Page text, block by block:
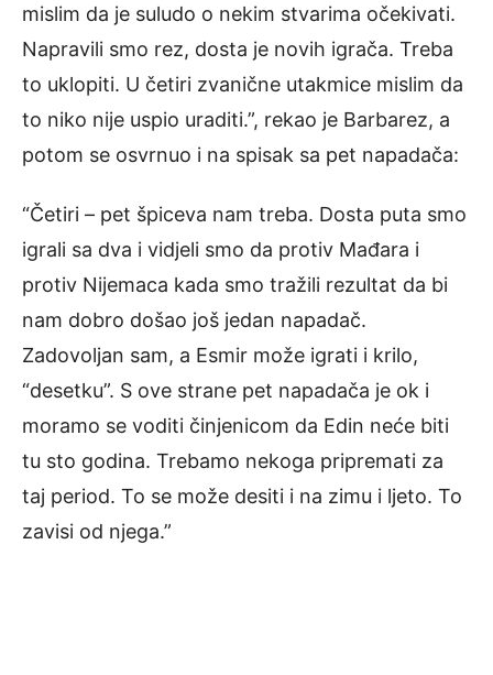
mislim da je suludo o nekim stvarima očekivati.
Napravili smo rez, dosta je novih igrača. Treba
to uklopiti. U četiri zvanične utakmice mislim da
to niko nije uspio uraditi.”, rekao je Barbarez, a
potom se osvrnuo i na spisak sa pet napadača:
“Četiri – pet špiceva nam treba. Dosta puta smo
igrali sa dva i vidjeli smo da protiv Mađara i
protiv Nijemaca kada smo tražili rezultat da bi
nam dobro došao još jedan napadač.
Zadovoljan sam, a Esmir može igrati i krilo,
“desetku”. S ove strane pet napadača je ok i
moramo se voditi činjenicom da Edin neće biti
tu sto godina. Trebamo nekoga pripremati za
taj period. To se može desiti i na zimu i ljeto. To
zavisi od njega.”